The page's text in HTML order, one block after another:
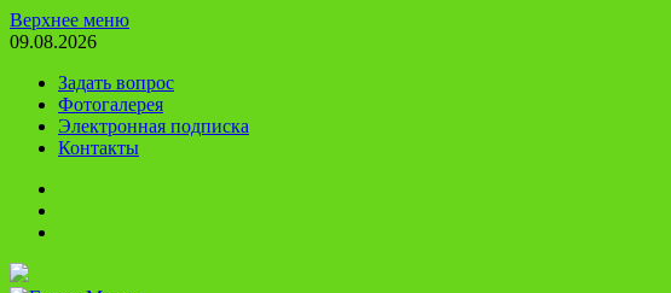
Перейти
к
Верхнее меню
09.08.2026
Задать вопрос
Фотогалерея
Электронная подписка
Контакты